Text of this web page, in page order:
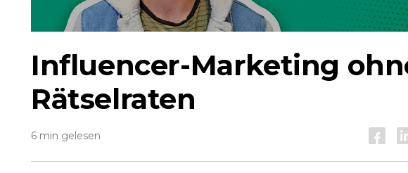
Influencer-Marketing
Rätselraten
6 min gelesen